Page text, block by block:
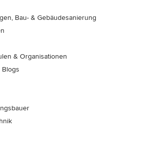
Bau- & Gebäudesanierung
& Organisationen
Blogs